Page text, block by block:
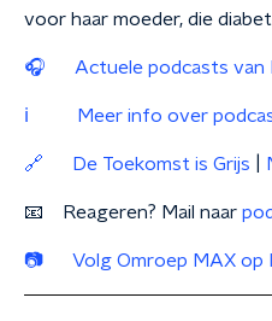
voor haar moeder, die
🎧 Actuele podcasts van
ℹ️ Meer info over
🔗 De Toekomst is Grijs
📧 Reageren? Mail naar
📷 Volg Omroep MAX op